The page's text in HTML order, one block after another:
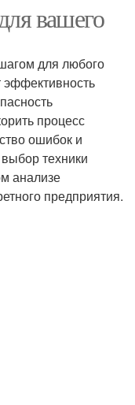
вашего
для любого
эффективность
процесс
ошибок и
техники
анализе
предприятия.